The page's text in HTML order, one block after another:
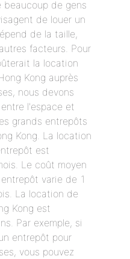
beaucoup de gens
de louer un
de la taille,
facteurs. Pour
la location
Kong auprès
nous devons
l'espace et
grands entrepôts
Kong. La location
est
Le coût moyen
varie de 1
La location de
Kong est
Par exemple, si
entrepôt pour
vous pouvez